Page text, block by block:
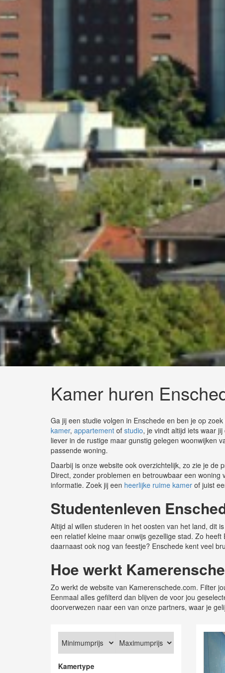
Kamer huren
Ga jij een studie volgen in Enschede en ben je op
kamer, appartement of studio, je vindt altijd iets waar
liever in de rustige maar gunstig gelegen woonwijken
passende woning.
Daarbij is onze website ook overzichtelijk, zo zie je
Direct, zonder problemen en betrouwbaar een
informatie. Zoek jij een heerlijke ruime kamer of juist
Studentenleven
Altijd al willen studeren in het oosten van het land, dit
een relatief kleine maar onwijs gezellige stad. Zo
daarnaast ook nog van feestje? Enschede kent veel
Hoe werkt
Zo werkt de website van Kamerenschede.com. Filter
Eenmaal alles gefilterd dan blijven de voor jou
doorverwezen naar een van onze partners, waar je
Kamertype